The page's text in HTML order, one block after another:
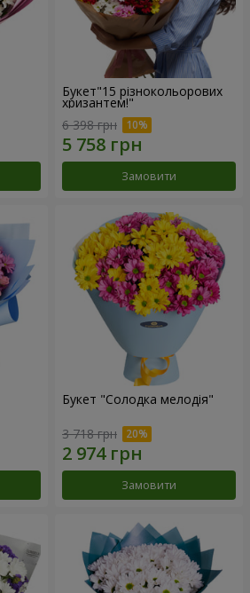
Букет"15 різнокольорових
хризантем!"
6 398 грн
Замовити
Букет "Солодка мелодія"
3 718 грн
Замовити